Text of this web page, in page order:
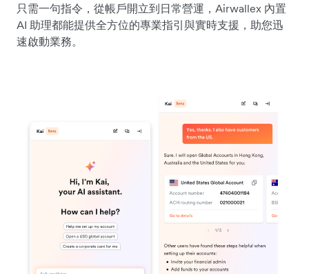
只需一句指令，從帳戶開立到日常營運，Airwallex 內置
AI 助理都能提供全方位的專業指引與實時支援，助您迅
速啟動業務。